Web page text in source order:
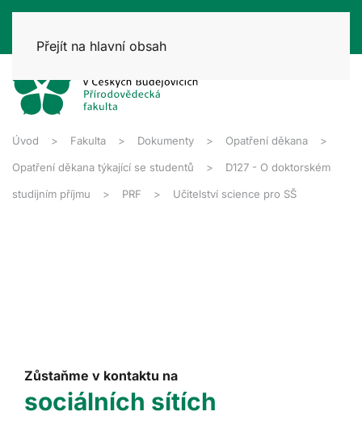
Přejít na hlavní obsah
Úvod Fakulta Dokumenty Opatření děkana
Opatření děkana týkající se studentů D127 - O doktorském
studijním příjmu PRF Učitelství science pro SŠ
Zůstaňme v kontaktu na
sociálních sítích